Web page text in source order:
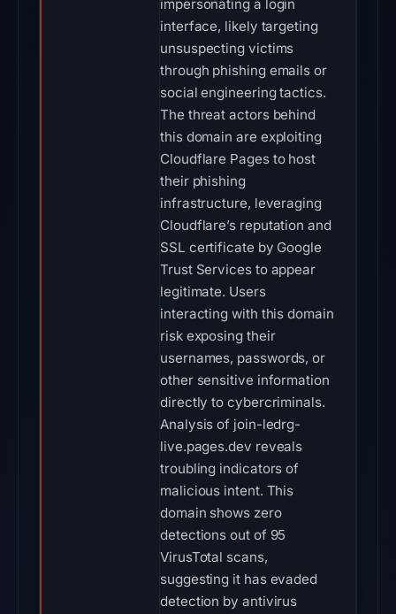
impersonating a login
interface, likely targeting
unsuspecting victims
through phishing emails or
social engineering tactics.
The threat actors behind
this domain are exploiting
Cloudflare Pages to host
their phishing
infrastructure, leveraging
Cloudflare’s reputation and
SSL certificate by Google
Trust Services to appear
legitimate. Users
interacting with this domain
risk exposing their
usernames, passwords, or
other sensitive information
directly to cybercriminals.
Analysis of join-ledrg-
live.pages.dev reveals
troubling indicators of
malicious intent. This
domain shows zero
detections out of 95
VirusTotal scans,
suggesting it has evaded
detection by antivirus